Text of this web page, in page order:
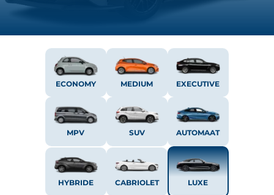
ECONOMY MEDIUM EXECUTIVE
MPV SUV AUTOMAAT
HYBRIDE CABRIOLET LUXE